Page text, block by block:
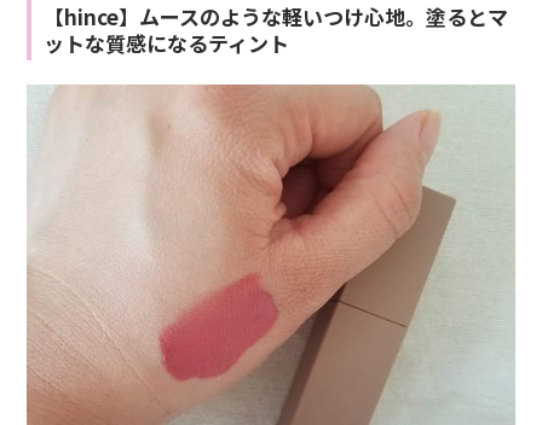
【hince】ムースのような軽いつけ心地。塗るとマ
ットな質感になるティント